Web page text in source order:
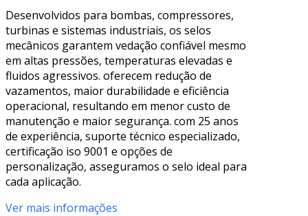
Desenvolvidos para bombas, compressores,
turbinas e sistemas industriais, os selos
mecânicos garantem vedação confiável mesmo
em altas pressões, temperaturas elevadas e
fluidos agressivos. oferecem redução de
vazamentos, maior durabilidade e eficiência
operacional, resultando em menor custo de
manutenção e maior segurança. com 25 anos
de experiência, suporte técnico especializado,
certificação iso 9001 e opções de
personalização, asseguramos o selo ideal para
cada aplicação.
Ver mais informações